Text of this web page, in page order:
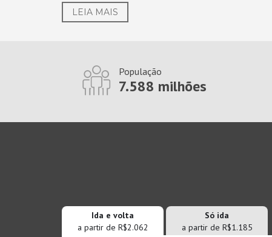
LEIA MAIS
População
7.588 milhões
Ida e volta
a partir de R$2.062
Só ida
a partir de R$1.185